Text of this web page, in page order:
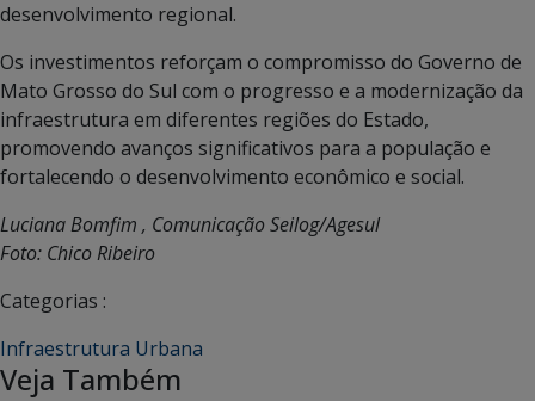
desenvolvimento regional.
Os investimentos reforçam o compromisso do Governo de
Mato Grosso do Sul com o progresso e a modernização da
infraestrutura em diferentes regiões do Estado,
promovendo avanços significativos para a população e
fortalecendo o desenvolvimento econômico e social.
Luciana Bomfim , Comunicação Seilog/Agesul
Foto: Chico Ribeiro
Categorias :
Infraestrutura Urbana
Veja Também